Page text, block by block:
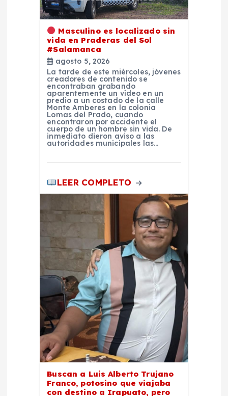
Masculino es localizado sin
vida en Praderas del Sol
#Salamanca
agosto 5, 2026
La tarde de este miércoles, jóvenes
creadores de contenido se
encontraban grabando
aparentemente un vídeo en un
predio a un costado de la calle
Monte Amberes en la colonia
Lomas del Prado, cuando
encontraron por accidente el
cuerpo de un hombre sin vida. De
inmediato dieron aviso a las
autoridades municipales las…
LEER COMPLETO
Buscan a Luis Alberto Trujano
Franco, potosino que viajaba
con destino a Irapuato, pero